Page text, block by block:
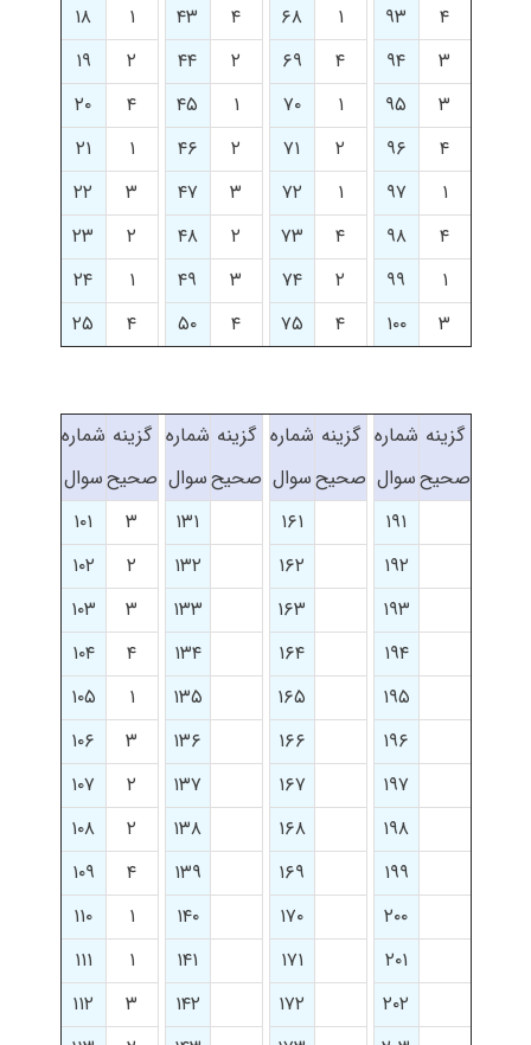
۴
۹۳ ۱ ۶۸ ۴ ۴۳ ۱
۱۸
۳
۹۴ ۴ ۶۹ ۲ ۴۴ ۲
۱۹
۳
۹۵ ۱ ۷۰ ۱ ۴۵ ۴
۲۰
۴
۹۶ ۲ ۷۱ ۲ ۴۶ ۱
۲۱
۱
۹۷ ۱ ۷۲ ۳ ۴۷ ۳
۲۲
۴
۹۸ ۴ ۷۳ ۲ ۴۸ ۲
۲۳
۱
۹۹ ۲ ۷۴ ۳ ۴۹ ۱
۲۴
۳
۱۰۰ ۴ ۷۵ ۴ ۵۰ ۴ ۲۵
گزینه
صحیح
شماره
سوال
گزینه
صحیح
شماره
سوال
گزینه
صحیح
شماره
سوال
گزینه
صحیح
شماره
سوال
۱۹۱
۱۶۱ ۱۳۱ ۳
۱۰۱
۱۹۲
۱۶۲ ۱۳۲ ۲
۱۰۲
۱۹۳
۱۶۳ ۱۳۳ ۳
۱۰۳
۱۹۴
۱۶۴ ۱۳۴ ۴
۱۰۴
۱۹۵
۱۶۵ ۱۳۵ ۱
۱۰۵
۱۹۶
۱۶۶ ۱۳۶ ۳
۱۰۶
۱۹۷
۱۶۷ ۱۳۷ ۲
۱۰۷
۱۹۸
۱۶۸ ۱۳۸ ۲
۱۰۸
۱۹۹
۱۶۹ ۱۳۹ ۴
۱۰۹
۲۰۰
۱۷۰ ۱۴۰ ۱
۱۱۰
۲۰۱
۱۷۱ ۱۴۱ ۱
۱۱۱
۲۰۲
۱۷۲ ۱۴۲ ۳
۱۱۲